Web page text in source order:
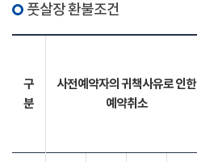
풋살장 환불조건
구
분
사전예약자의 귀책사유로 인한
예약취소